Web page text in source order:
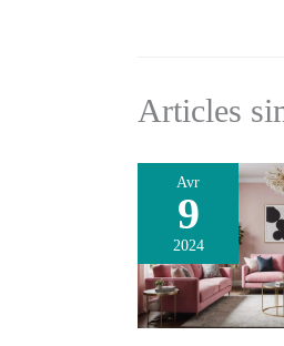
Articles
Avr
9
2024